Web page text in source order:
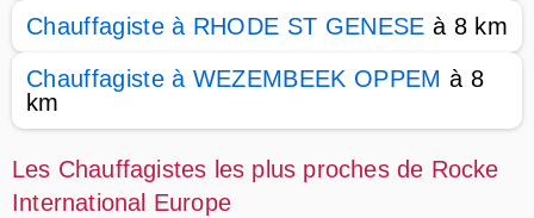
Chauffagiste à RHODE ST GENESE à 8 km
Chauffagiste à WEZEMBEEK OPPEM à 8
km
Les Chauffagistes les plus proches de Rocke
International Europe